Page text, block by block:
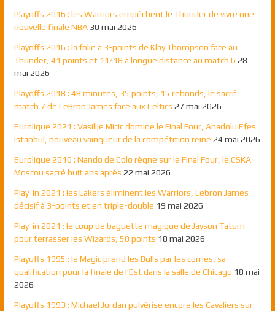
Playoffs 2016 : les Warriors empêchent le Thunder de vivre une
nouvelle finale NBA 30 mai 2026
Playoffs 2016 : la folie à 3-points de Klay Thompson face au
Thunder, 41 points et 11/18 à longue distance au match 6 28
mai 2026
Playoffs 2018 : 48 minutes, 35 points, 15 rebonds, le sacré
match 7 de LeBron James face aux Celtics 27 mai 2026
Euroligue 2021 : Vasilije Micic domine le Final Four, Anadolu Efes
Istanbul, nouveau vainqueur de la compétition reine 24 mai 2026
Euroligue 2016 : Nando de Colo règne sur le Final Four, le CSKA
Moscou sacré huit ans après 22 mai 2026
Play-in 2021 : les Lakers éliminent les Warriors, Lebron James
décisif à 3-points et en triple-double 19 mai 2026
Play-in 2021 : le coup de baguette magique de Jayson Tatum
pour terrasser les Wizards, 50 points 18 mai 2026
Playoffs 1995 : le Magic prend les Bulls par les cornes, sa
qualification pour la finale de l’Est dans la salle de Chicago 18 mai
2026
Playoffs 1993 : Michael Jordan pulvérise encore les Cavaliers sur